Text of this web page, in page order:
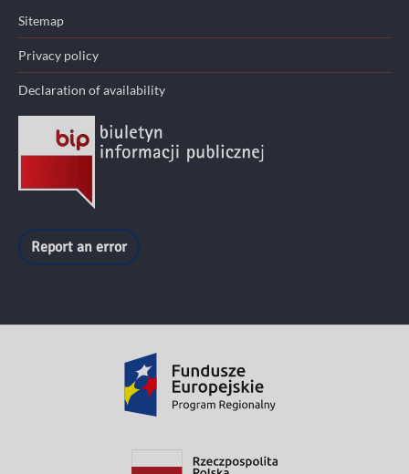
Sitemap
Privacy policy
Declaration of availability
Report an error